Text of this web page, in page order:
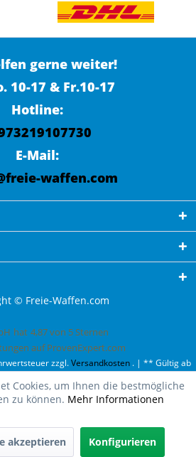
gerne weiter!
10-17 & Fr.10-17
Hotline:
E-Mail:
waffen.com
© Freie-Waffen.com
hat 4,87von 5Sternen
auf ProvenExpert.com
zzgl.Versandkosten . | ** Gültig ab
pro Kunde. | *** Innerhalb Deutschland,
Ländern finden Sie unterVersandkosten
Cookies, um Ihnen die bestmögliche
zu können. Mehr Informationen
akzeptieren Konfigurieren